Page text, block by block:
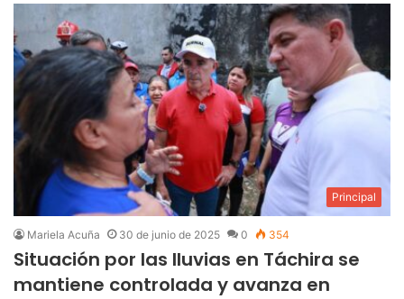
Principal
Mariela Acuña 30 de junio de 2025 0 354
Situación por las lluvias en Táchira se
mantiene controlada y avanza en